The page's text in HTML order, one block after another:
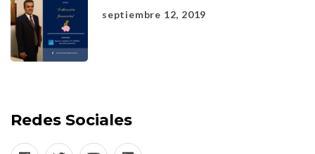
septiembre 12, 2019
Redes Sociales